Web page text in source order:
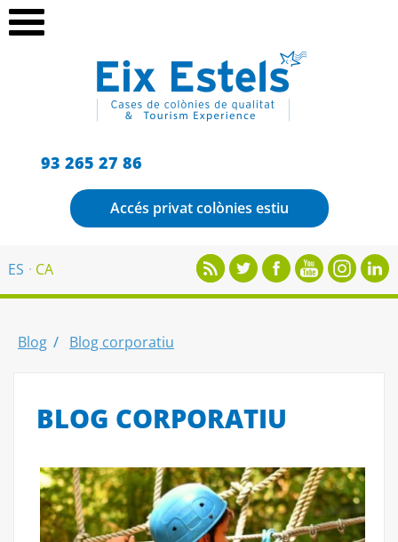
93 265 27 86
Accés privat colònies estiu
ES CA
Blog Blog corporatiu
BLOG CORPORATIU